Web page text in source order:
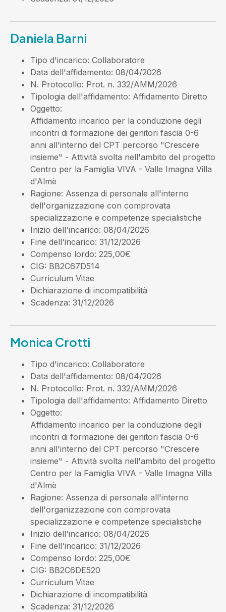
Daniela Barni
Tipo d'incarico: Collaboratore
Data dell'affidamento: 08/04/2026
N. Protocollo: Prot. n. 332/AMM/2026
Tipologia dell'affidamento: Affidamento Diretto
Oggetto:
Affidamento incarico per la conduzione degli
incontri di formazione dei genitori fascia 0-6
anni all'interno del CPT percorso "Crescere
insieme" - Attività svolta nell'ambito del progetto
Centro per la Famiglia VIVA - Valle Imagna Villa
d'Almè
Ragione: Assenza di personale all'interno
dell'organizzazione con comprovata
specializzazione e competenze specialistiche
Inizio dell'incarico: 08/04/2026
Fine dell'incarico: 31/12/2026
Compenso lordo: 225,00€
CIG: BB2C67D514
Curriculum Vitae
Dichiarazione di incompatibilità
Scadenza: 31/12/2026
Monica Crotti
Tipo d'incarico: Collaboratore
Data dell'affidamento: 08/04/2026
N. Protocollo: Prot. n. 332/AMM/2026
Tipologia dell'affidamento: Affidamento Diretto
Oggetto:
Affidamento incarico per la conduzione degli
incontri di formazione dei genitori fascia 0-6
anni all'interno del CPT percorso "Crescere
insieme" - Attività svolta nell'ambito del progetto
Centro per la Famiglia VIVA - Valle Imagna Villa
d'Almè
Ragione: Assenza di personale all'interno
dell'organizzazione con comprovata
specializzazione e competenze specialistiche
Inizio dell'incarico: 08/04/2026
Fine dell'incarico: 31/12/2026
Compenso lordo: 225,00€
CIG: BB2C6DE520
Curriculum Vitae
Dichiarazione di incompatibilità
Scadenza: 31/12/2026